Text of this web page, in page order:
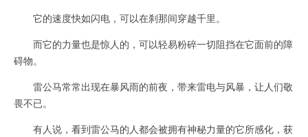
它的速度快如闪电，可以在刹那间穿越千里。
而它的力量也是惊人的，可以轻易粉碎一切阻挡在它面前的障
碍物。
雷公马常常出现在暴风雨的前夜，带来雷电与风暴，让人们敬
畏不已。
有人说，看到雷公马的人都会被拥有神秘力量的它所感化，获